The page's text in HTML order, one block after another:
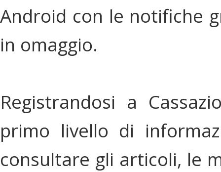
Android con le notifiche
in omaggio.
Registrandosi a
primo livello di
consultare gli articoli, le